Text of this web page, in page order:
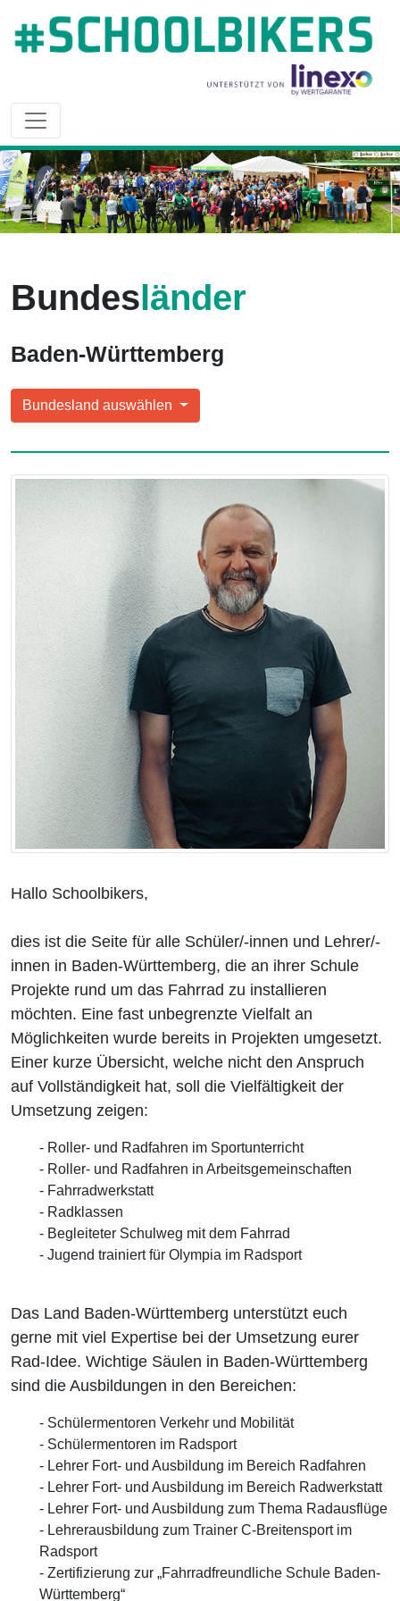
Bundes länder
Baden-Württemberg
Bundesland auswählen
Hallo Schoolbikers,
dies ist die Seite für alle Schüler/-innen und Lehrer/-
innen in Baden-Württemberg, die an ihrer Schule
Projekte rund um das Fahrrad zu installieren
möchten. Eine fast unbegrenzte Vielfalt an
Möglichkeiten wurde bereits in Projekten umgesetzt.
Einer kurze Übersicht, welche nicht den Anspruch
auf Vollständigkeit hat, soll die Vielfältigkeit der
Umsetzung zeigen:
- Roller- und Radfahren im Sportunterricht
- Roller- und Radfahren in Arbeitsgemeinschaften
- Fahrradwerkstatt
- Radklassen
- Begleiteter Schulweg mit dem Fahrrad
- Jugend trainiert für Olympia im Radsport
Das Land Baden-Württemberg unterstützt euch
gerne mit viel Expertise bei der Umsetzung eurer
Rad-Idee. Wichtige Säulen in Baden-Württemberg
sind die Ausbildungen in den Bereichen:
- Schülermentoren Verkehr und Mobilität
- Schülermentoren im Radsport
- Lehrer Fort- und Ausbildung im Bereich Radfahren
- Lehrer Fort- und Ausbildung im Bereich Radwerkstatt
- Lehrer Fort- und Ausbildung zum Thema Radausflüge
- Lehrerausbildung zum Trainer C-Breitensport im
Radsport
- Zertifizierung zur „Fahrradfreundliche Schule Baden-
Württemberg“